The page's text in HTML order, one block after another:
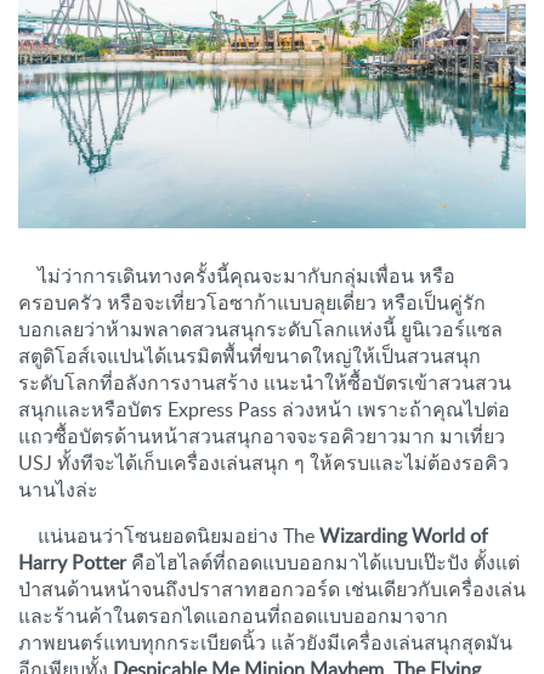
ไม่ว่าการเดินทางครั้งนี้คุณจะมากับกลุ่มเพื่อน หรือ
ครอบครัว หรือจะเที่ยวโอซาก้าแบบลุยเดี่ยว หรือเป็นคู่รัก
บอกเลยว่าห้ามพลาดสวนสนุกระดับโลกแห่งนี้ ยูนิเวอร์แซล
สตูดิโอส์เจแปนได้เนรมิตพื้นที่ขนาดใหญ่ให้เป็นสวนสนุก
ระดับโลกที่อลังการงานสร้าง แนะนำให้ซื้อบัตรเข้าสวนสวน
สนุกและหรือบัตร Express Pass ล่วงหน้า เพราะถ้าคุณไปต่อ
แถวซื้อบัตรด้านหน้าสวนสนุกอาจจะรอคิวยาวมาก มาเที่ยว
USJ ทั้งทีจะได้เก็บเครื่องเล่นสนุก ๆ ให้ครบและไม่ต้องรอคิว
นานไงล่ะ
แน่นอนว่าโซนยอดนิยมอย่าง TheWizarding World of
Harry Potterคือไฮไลต์ที่ถอดแบบออกมาได้แบบเป๊ะปัง ตั้งแต่
ป่าสนด้านหน้าจนถึงปราสาทฮอกวอร์ด เช่นเดียวกับเครื่องเล่น
และร้านค้าในตรอกไดแอกอนที่ถอดแบบออกมาจาก
ภาพยนตร์แทบทุกกระเบียดนิ้ว แล้วยังมีเครื่องเล่นสนุกสุดมัน